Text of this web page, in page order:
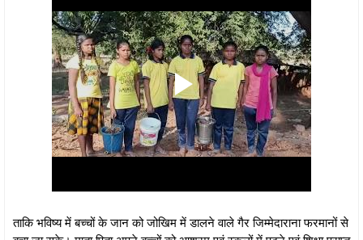
ताकि भविष्य में बच्चों के जान को जोखिम में डालने वाले गैर जिम्मेदाराना फरमानों से